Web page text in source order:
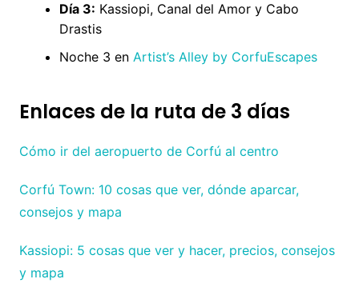
Día 3: Kassiopi, Canal del Amor y Cabo
Drastis
Noche 3 en Artist’s Alley by CorfuEscapes
Enlaces de la ruta de 3 días
Cómo ir del aeropuerto de Corfú al centro
Corfú Town: 10 cosas que ver, dónde aparcar,
consejos y mapa
Kassiopi: 5 cosas que ver y hacer, precios, consejos
y mapa